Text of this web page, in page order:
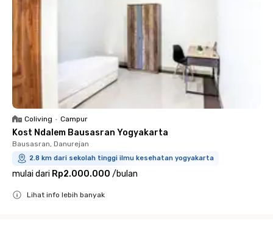
Coliving • Campur
Kost Ndalem Bausasran Yogyakarta
Bausasran, Danurejan
2.8 km dari sekolah tinggi ilmu kesehatan yogyakarta
mulai dari Rp2.000.000 /bulan
Lihat info lebih banyak